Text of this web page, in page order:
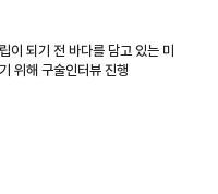
이 되기 전 바다를 담고 있는 미
위해 구술인터뷰 진행